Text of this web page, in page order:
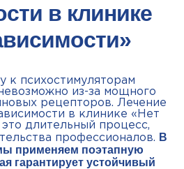
в клинике
к психостимуляторам
из-за мощного
рецепторов. Лечение
в клинике «Нет
длительный процесс,
профессионалов. В
применяем поэтапную
гарантирует устойчивый